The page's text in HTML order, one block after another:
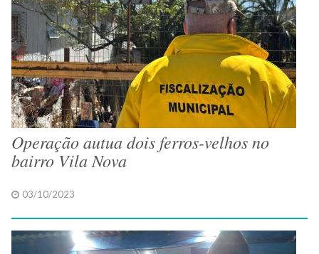
Operação autua dois ferros-velhos no
bairro Vila Nova
03/10/2023